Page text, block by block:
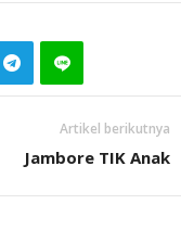
Artikel berikutnya
Jambore TIK Anak